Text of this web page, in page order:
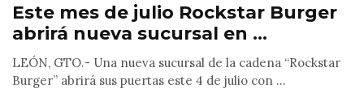
Este mes de julio Rockstar Burger
abrirá nueva sucursal en ...
LEÓN, GTO.- Una nueva sucursal de la cadena “Rockstar
Burger” abrirá sus puertas este 4 de julio con ...